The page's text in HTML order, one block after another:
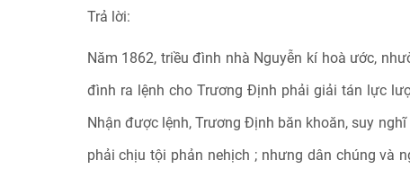
Trả lời:
Năm 1862, triều đình nhà Nguyễn kí hoà ước,
đình ra lệnh cho Trương Định phải giải tán lực
Nhận được lệnh, Trương Định băn khoăn, suy
phải chịu tội phản nehịch ; nhưng dân chúng và